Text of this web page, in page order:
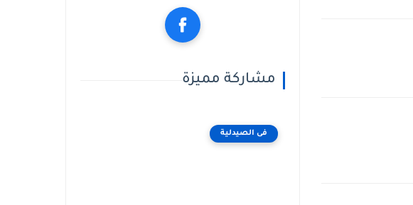
مشاركة مميزة
فى الصيدلية